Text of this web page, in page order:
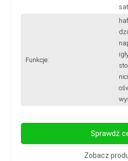
Funkcje:
Sprawdź
Zobacz